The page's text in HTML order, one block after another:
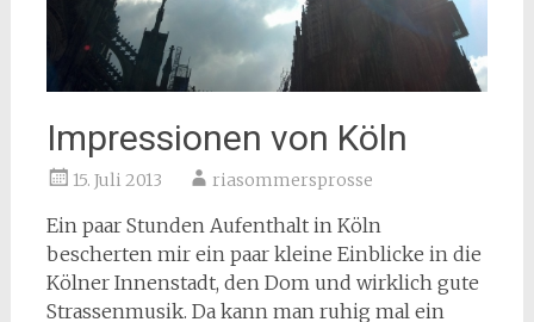
Impressionen von Köln
15. Juli 2013 riasommersprosse
Ein paar Stunden Aufenthalt in Köln
bescherten mir ein paar kleine Einblicke in die
Kölner Innenstadt, den Dom und wirklich gute
Strassenmusik. Da kann man ruhig mal ein